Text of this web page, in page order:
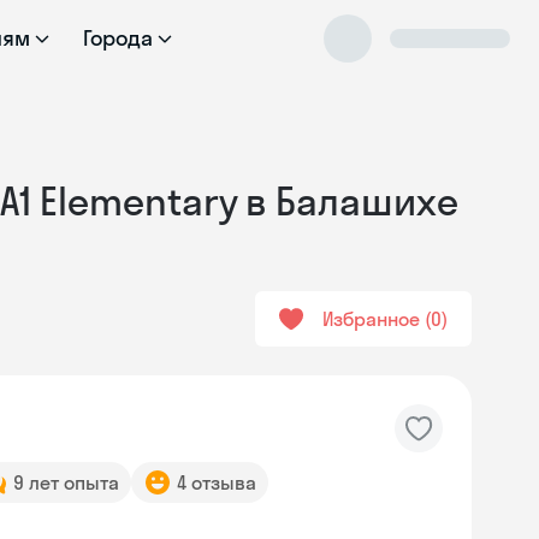
Города
Elementary в Балашихе
Избранное 0
9 лет опыта 4 отзыва